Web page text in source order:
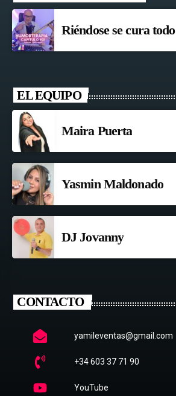
Riéndose se cura todo
EL EQUIPO
Maira Puerta
Yasmin Maldonado
DJ Jovanny
CONTACTO
yamileventas@gmail.com
+34 603 37 71 90
YouTube